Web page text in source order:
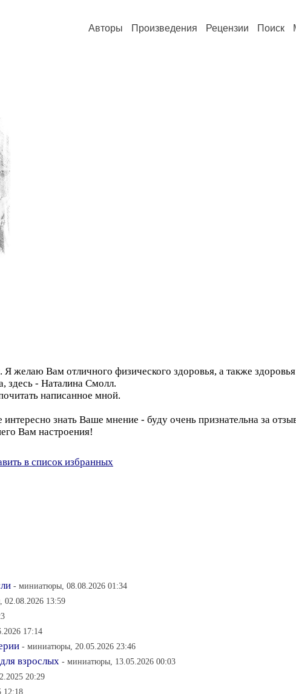
Авторы Произведения Рецензии Поиск
Я желаю Вам отличного физического здоровья, а также
здесь - Наталина Смолл.
написанное мной.
знать Ваше мнение - буду очень признательна за
Вам настроения!
в список избранных
- миниатюры, 08.08.2026 01:34
13:59
17:14
- миниатюры, 20.05.2026 23:46
взрослых - миниатюры, 13.05.2026 00:03
20:29
12:18